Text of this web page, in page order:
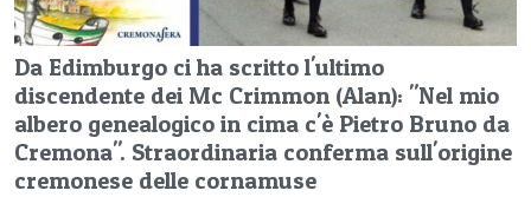
Da Edimburgo ci ha scritto l'ultimo
discendente dei Mc Crimmon (Alan): "Nel mio
albero genealogico in cima c'è Pietro Bruno da
Cremona". Straordinaria conferma sull'origine
cremonese delle cornamuse